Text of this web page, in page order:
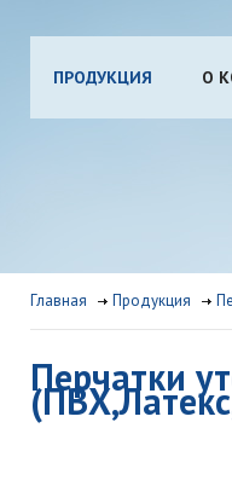
ПРОДУКЦИЯ О
Главная Продукция
Перчатки